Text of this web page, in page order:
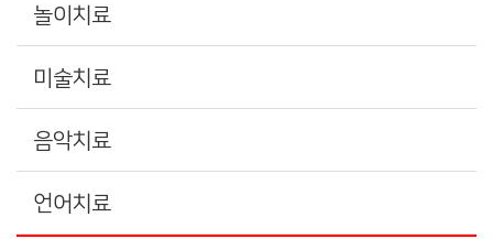
놀이치료
미술치료
음악치료
언어치료